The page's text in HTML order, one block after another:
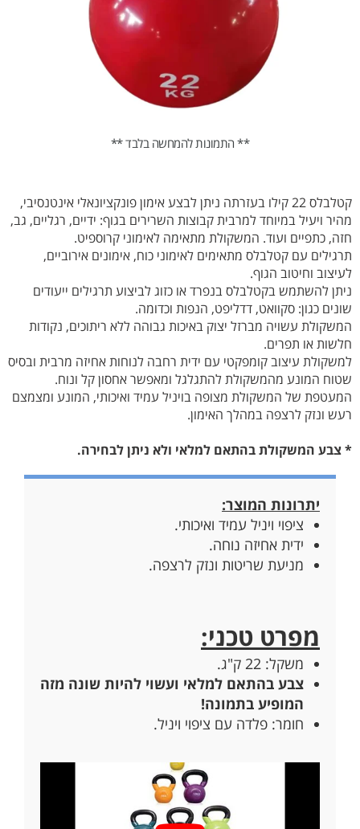
** התמונות להמחשה בלבד **
קטלבלס 22 קילו בעזרתה ניתן לבצע אימון פונקציונאלי אינטנסיבי,
מהיר ויעיל במיוחד למרבית קבוצות השרירים בגוף: ידיים, רגליים, גב,
חזה, כתפיים ועוד. המשקולת מתאימה לאימוני קרוספיט.
תרגילים עם קטלבלס מתאימים לאימוני כוח, אימונים אירוביים,
לעיצוב וחיטוב הגוף.
ניתן להשתמש בקטלבלס בנפרד או כזוג לביצוע תרגילים ייעודים
שונים כגון: סקוואט, דדליפט, הנפות וכדומה.
המשקולת עשויה מברזל יצוק באיכות גבוהה ללא ריתוכים, נקודות
חלשות או תפרים.
למשקולת עיצוב קומפקטי עם ידית רחבה לנוחות אחיזה מרבית ובסיס
שטוח המונע מהמשקולת להתגלגל ומאפשר אחסון קל ונוח.
המעטפת של המשקולת מצופה בויניל עמיד ואיכותי, המונע ומצמצם
רעש ונזק לרצפה במהלך האימון.
* צבע המשקולת בהתאם למלאי ולא ניתן לבחירה.
יתרונות המוצר:
ציפוי ויניל עמיד ואיכותי.
ידית אחיזה נוחה.
מניעת שריטות ונזק לרצפה.
מפרט טכני:
משקל: 22 ק"ג.
צבע בהתאם למלאי ועשוי להיות שונה מזה
המופיע בתמונה!
חומר: פלדה עם ציפוי ויניל.